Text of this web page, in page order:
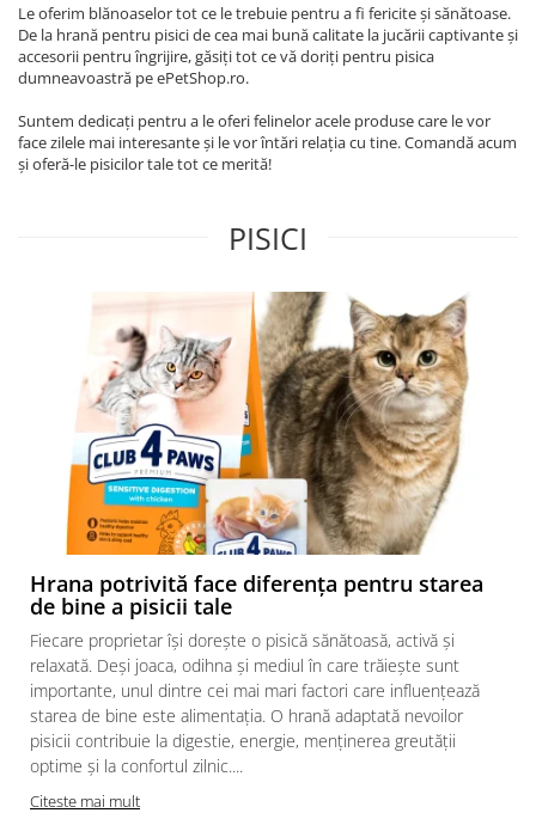
Le oferim blănoaselor tot ce le trebuie pentru a fi fericite și sănătoase.
De la hrană pentru pisici de cea mai bună calitate la jucării captivante și
accesorii pentru îngrijire, găsiți tot ce vă doriți pentru pisica
dumneavoastră pe ePetShop.ro.
Suntem dedicați pentru a le oferi felinelor acele produse care le vor
face zilele mai interesante și le vor întări relația cu tine. Comandă acum
și oferă-le pisicilor tale tot ce merită!
PISICI
Hrana potrivită face diferența pentru starea
de bine a pisicii tale
Fiecare proprietar își dorește o pisică sănătoasă, activă și
relaxată. Deși joaca, odihna și mediul în care trăiește sunt
importante, unul dintre cei mai mari factori care influențează
starea de bine este alimentația. O hrană adaptată nevoilor
pisicii contribuie la digestie, energie, menținerea greutății
optime și la confortul zilnic....
Citeste mai mult